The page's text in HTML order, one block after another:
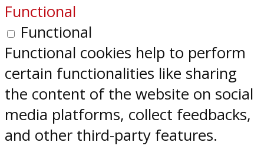
Functional
Functional
Functional cookies help to perform
certain functionalities like sharing
the content of the website on social
media platforms, collect feedbacks,
and other third-party features.